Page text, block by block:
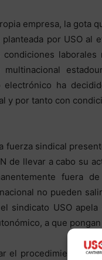
empresa, la gota
por USO al
condiciones
multinacional
electrónico ha
y por tanto con
fuerza sindical
de llevar a cabo su
fuera
no pueden
sindicato USO
a que
el procedimiento